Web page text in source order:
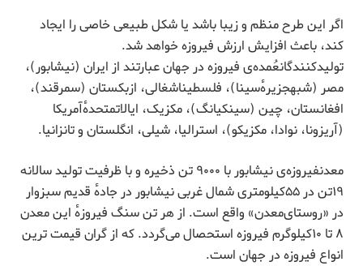
اگر این طرح منظم و زیبا باشد یا شکل طبیعی خاصی را ایجاد
کند، باعث افزایش ارزش فیروزه خواهد شد.
تولیدکنندگان‎عُمده‌ی فیروزه در جهان عبارتند از ایران (نیشابور)،
مصر (شبه‎جزیرۀسینا)، فلسطین‎اشغالی، ازبکستان (سمرقند)،
افغانستان، چین (سین‎کیانگ)، مکزیک، ایالات‎متحدۀآمریکا
(آریزونا، نوادا، مکزیکو)، استرالیا، شیلی، انگلستان و تانزانیا.
معدن‎فیروزه‌ی نیشابور با ۹۰۰۰ تن ذخیره و با ظرفیت تولید سالانه
۱۹تن در ۵۵‌کیلومتری شمال غربی نیشابور در جادۀ قدیم سبزوار
در «روستای‌معدن» واقع است. از هر تن سنگ فیروزۀ این معدن
۸ تا ۱۰کیلوگرم فیروزه استحصال می‌گردد. که از گران قیمت ترین
انواع فیروزه در جهان است.